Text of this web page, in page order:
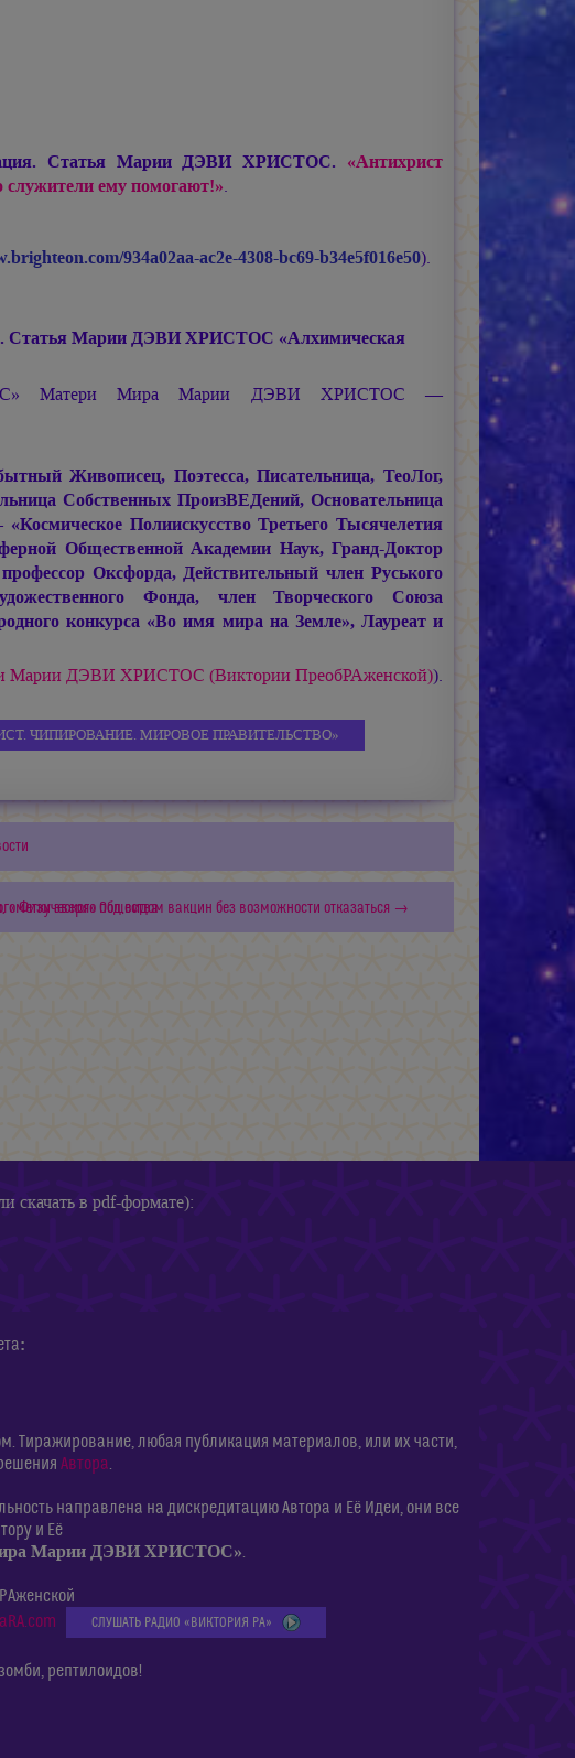
Статья Марии ДЭВИ ХРИСТОС. «Антихрист
служители ему помогают!».
934a02aa-ac2e-4308-bc69-b34e5f016e50).
СтатьяМарии ДЭВИ ХРИСТОС «Алхимическая
Матери МираМарии ДЭВИ ХРИСТОС —
Живописец, Поэтесса, Писательница, ТеоЛог,
Собственных ПроизВЕДений, Основательница
Полиискусство Третьего Тысячелетия
Общественной Академии Наук, Гранд-Доктор
Оксфорда, Действительный член Руського
Фонда, член Творческого Союза
конкурса «Во имя мира на Земле», Лауреат и
Марии ДЭВИ ХРИСТОС (Виктории ПреобРАженской)).
ЧИПИРОВАНИЕ. МИРОВОЕ ПРАВИТЕЛЬСТВО»
Физического Общества
«метку зверя» под видом вакцин без возможности отказаться →
скачать в pdf-формате):
:
любая публикация материалов, или их части,
Автора.
направлена на дискредитацию Автора и Её Идеи, они все
и Её
Марии ДЭВИ ХРИСТОС».
СЛУШАТЬ РАДИО «ВИКТОРИЯ РА»
рептилоидов!